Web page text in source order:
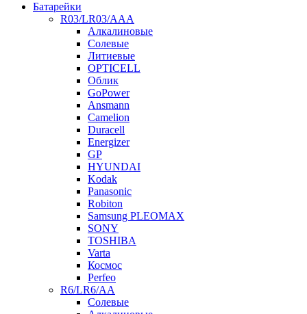
Батарейки
R03/LR03/AAA
Алкалиновые
Солевые
Литиевые
OPTICELL
Облик
GoPower
Ansmann
Camelion
Duracell
Energizer
GP
HYUNDAI
Kodak
Panasonic
Robiton
Samsung PLEOMAX
SONY
TOSHIBA
Varta
Космос
Perfeo
R6/LR6/AA
Солевые